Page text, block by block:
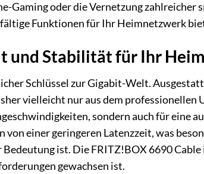
Gaming oder die Vernetzung zahlreicher
Funktionen für Ihr Heimnetzwerk
und Stabilität für Ihr
Schlüssel zur Gigabit-Welt.
vielleicht nur aus dem
sondern auch für eine
einer geringeren Latenzzeit, was
ist. Die FRITZ!BOX 6690
gewachsen ist.